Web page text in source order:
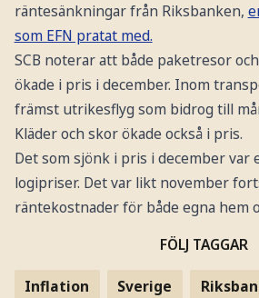
räntesänkningar från Riksbanken,
som EFN pratat med.
SCB noterar att både paketresor
ökade i pris i december. Inom
främst utrikesflyg som bidrog till
Kläder och skor ökade också i pris.
Det som sjönk i pris i december var
logipriser. Det var likt november
räntekostnader för både egna hem
FÖLJ TAGGAR
Inflation Sverige